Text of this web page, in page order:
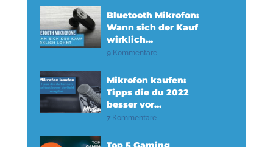
Bluetooth Mikrofon:
Wann sich der Kauf
wirklich...
9 Kommentare
Mikrofon kaufen:
Tipps die du 2022
besser vor...
7 Kommentare